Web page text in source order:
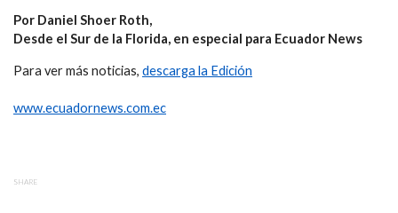
Por Daniel Shoer Roth,
Desde el Sur de la Florida, en especial para Ecuador News
Para ver más noticias, descarga la Edición
www.ecuadornews.com.ec
SHARE